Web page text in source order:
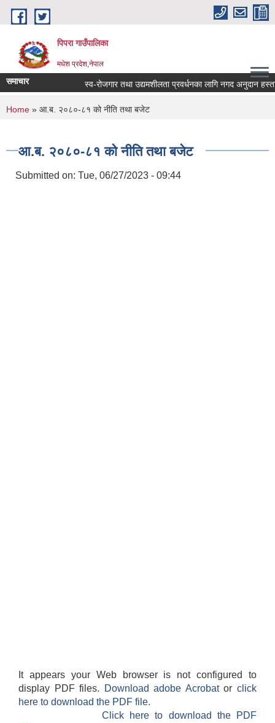
Skip to main content
पिपरा गाउँपालिका
मधेश प्रदेश,नेपाल
समाचार स्व-रोजगार तथा उद्यमशीलता प्रवर्धनका लागि नगद अनुदान
You are here
Home » आ.ब. २०८०-८१ को नीति तथा बजेट
आ.ब. २०८०-८१ को नीति तथा बजेट
Submitted on: Tue, 06/27/2023 - 09:44
It appears your Web browser is not configured to
display PDF files.
Download adobe Acrobatorclick
here to download the PDF file.
Click here to download the PDF